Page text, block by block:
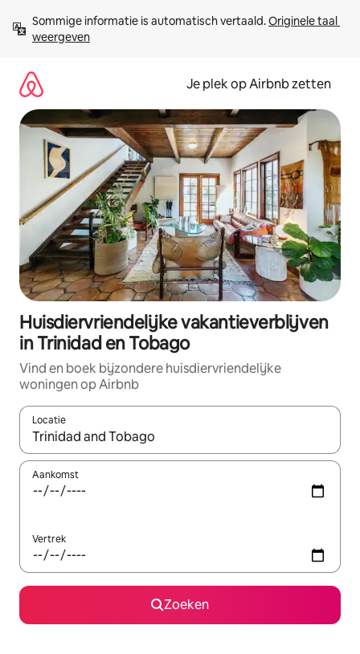
direct
naar
Sommige informatie is automatisch vertaald. Originele taal
weergeven
Je plek op Airbnb zetten
Huisdiervriendelijke vakantieverblijven
in Trinidad en Tobago
Vind en boek bijzondere huisdiervriendelijke
woningen op Airbnb
Locatie
Wanneer er resultaten beschikbaar zijn, maak je een keuze
Aankomst
Vertrek
Zoeken